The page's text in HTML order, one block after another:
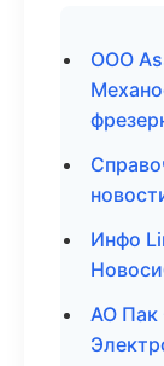
ООО
Инфо
АО Пак